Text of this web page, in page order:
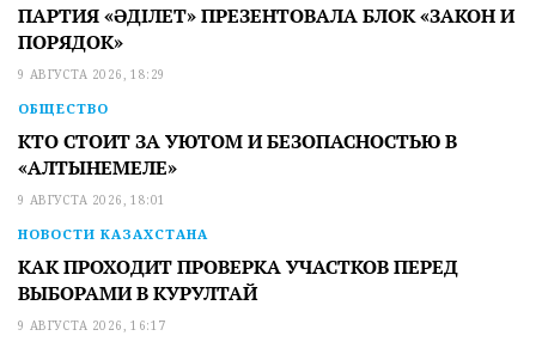
ПАРТИЯ «ӘДІЛЕТ» ПРЕЗЕНТОВАЛА БЛОК «ЗАКОН И
ПОРЯДОК»
9 АВГУСТА 2026, 18:29
ОБЩЕСТВО
КТО СТОИТ ЗА УЮТОМ И БЕЗОПАСНОСТЬЮ В
«АЛТЫНЕМЕЛЕ»
9 АВГУСТА 2026, 18:01
НОВОСТИ КАЗАХСТАНА
КАК ПРОХОДИТ ПРОВЕРКА УЧАСТКОВ ПЕРЕД
ВЫБОРАМИ В КУРУЛТАЙ
9 АВГУСТА 2026, 16:17